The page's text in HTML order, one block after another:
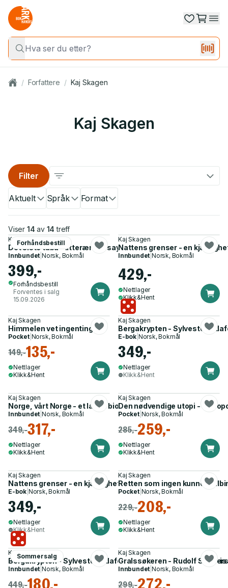
/ Forfattere / Kaj Skagen
Kaj Skagen
Aktuelt Språk Format
Filter
Viser 14 av 14 treff
Forhåndsbestill
Kaj Skagen
Det siste tabu - litterære essay
Innbundet |Norsk, Bokmål
399,-
Forhåndsbestill
Forventes i salg
15.09.2026
Kaj Skagen
Nattens grenser - en
Innbundet |Norsk, Bokmål
429,-
Nettlager
Klikk&Hent
Kaj Skagen
Himmelen vet ingenting
Pocket| Norsk, Bokmål
149,-135,-
Nettlager
Klikk&Hent
Kaj Skagen
Bergakrypten - Sylvester
E-bok Norsk, Bokmål
349,-
Nettlager
Klikk&Hent
Kaj Skagen
Norge, vårt Norge - et lands biografi
Innbundet |Norsk, Bokmål
349,-317,-
Nettlager
Klikk&Hent
Kaj Skagen
Den nødvendige utopi -
Pocket| Norsk, Bokmål
285,-259,-
Nettlager
Klikk&Hent
Kaj Skagen
Nattens grenser - en kjærlighetshistorie : roman
E-bok Norsk, Bokmål
349,-
Nettlager
Klikk&Hent
Kaj Skagen
Retten som ingen kunne
Pocket| Norsk, Bokmål
229,-208,-
Nettlager
Klikk&Hent
Sommersalg
Kaj Skagen
Bergakrypten - Sylvester Litlafosses erindringer om
Innbundet |Norsk, Bokmål
449,-180,-
Kaj Skagen
Gralssøkeren - Rudolf
Innbundet |Norsk, Bokmål
299,-272,-